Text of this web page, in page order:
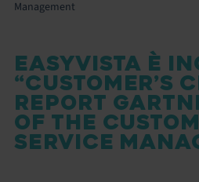
Management
EASYVISTA È
“CUSTOMER’S
REPORT
OF THE
SERVICE